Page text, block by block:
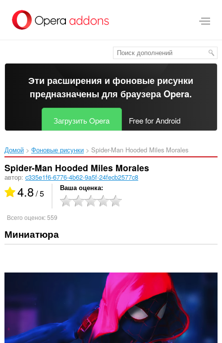
перейти
Эти расширения и фоновые рисунки
предназначены длябраузера Opera.
Загрузить Opera Free for Android
Домой Фоновые рисунки Spider-Man Hooded Miles Morales‎
Spider-Man Hooded Miles Morales
автор: c335e1f6-6776-4b62-9a5f-24fecb2577c8
4.8/ 5 Ваша оценка
Всего оценок:559
Миниатюра